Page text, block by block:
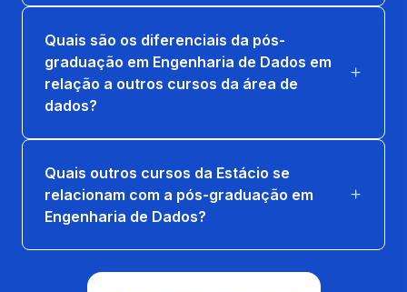
Quais são os diferenciais da pós-
graduação em Engenharia de Dados em
relação a outros cursos da área de
dados?
Quais outros cursos da Estácio se
relacionam com a pós-graduação em
Engenharia de Dados?